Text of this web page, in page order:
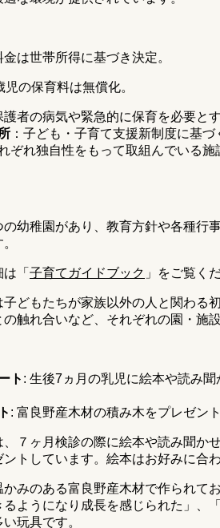
は世帯所得に基づき決定。
児の保育料は無償化。
護者の病気や緊急的に保育を必要と
：子ども・子育て支援新制度に基
ぞれ独自性をもって取組んでいる
幼稚園があり、教育方針や各種行
「 子育てガイドブック 」をご覧く
どもたちが家族以外の人と関わる
触れ合いなど、それぞれの園・施
ト : 生後7ヵ月の乳児に絵本や
: 富良野産木材の積み木をプレゼン
、７ヶ月検診の際に絵本や読み聞か
ントしています。絵本はお好みに合
かみのある富良野産木材で作られて
ようになり成長を感じられた」、
玩具です。